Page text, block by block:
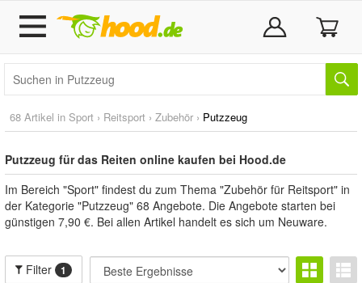
68 Artikel in Sport › Reitsport › Zubehör › Putzzeug
Putzzeug für das Reiten online kaufen bei Hood.de
Im Bereich "Sport" findest du zum Thema "Zubehör für Reitsport" in
der Kategorie "Putzzeug" 68 Angebote. Die Angebote starten bei
günstigen 7,90 €. Bei allen Artikel handelt es sich um Neuware.
Filter 1